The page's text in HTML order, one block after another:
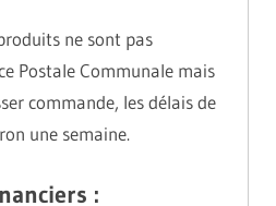
ne sont pas
Postale Communale mais
commande, les délais de
une semaine.
: